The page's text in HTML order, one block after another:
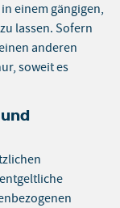
einem gängigen,
lassen. Sofern
anderen
soweit es